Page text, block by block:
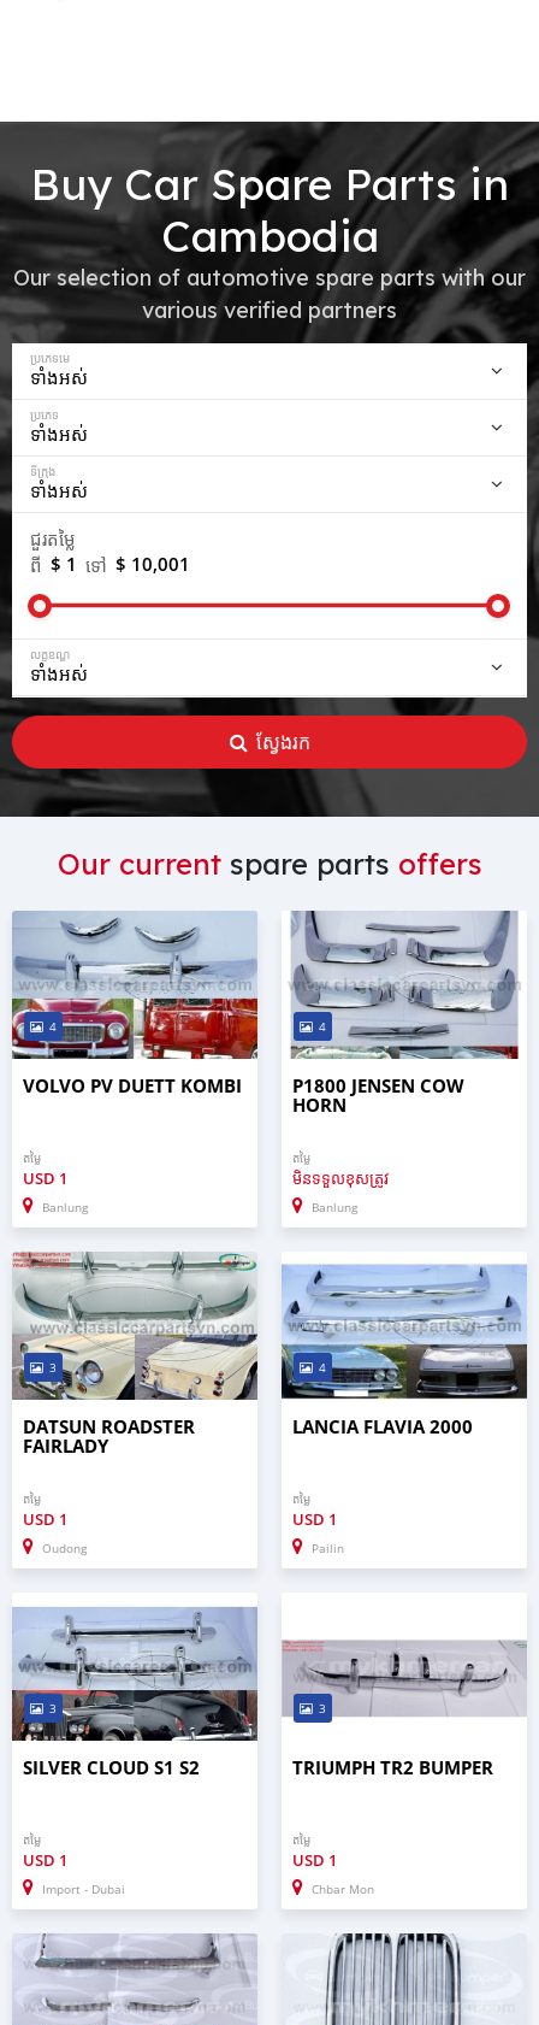
Buy Car Spare Parts in
Cambodia
Our selection of automotive spare parts with our
various verified partners
ប្រភេទមេ
ប្រភេទ
ទីក្រុង
ជួរតម្លៃ
ពី $ 1 ទៅ $ 10,001
លក្ខខណ្ឌ
ស្វែងរក
Our currentspare parts offers
4
VOLVO PV DUETT KOMBI
តម្លៃ
USD 1
Banlung
4
P1800 JENSEN COW
HORN
តម្លៃ
មិនទទួលខុសត្រូវ
Banlung
3
DATSUN ROADSTER
FAIRLADY
តម្លៃ
USD 1
Oudong
4
LANCIA FLAVIA 2000
តម្លៃ
USD 1
Pailin
3
SILVER CLOUD S1 S2
តម្លៃ
USD 1
Import - Dubai
3
TRIUMPH TR2 BUMPER
តម្លៃ
USD 1
Chbar Mon